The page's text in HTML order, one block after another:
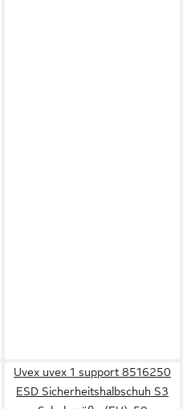
Uvex uvex 1 support 8516250
ESD Sicherheitshalbschuh S3